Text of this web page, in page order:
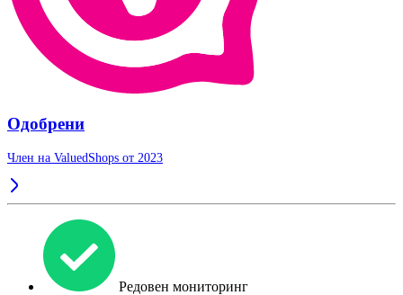
Одобрени
Член на ValuedShops от 2023
Редовен мониторинг